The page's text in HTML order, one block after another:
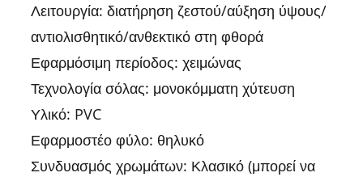
Λειτουργία: διατήρηση ζεστού/αύξηση ύψους/
αντιολισθητικό/ανθεκτικό στη φθορά
Εφαρμόσιμη περίοδος: χειμώνας
Τεχνολογία σόλας: μονοκόμματη χύτευση
Υλικό: PVC
Εφαρμοστέο φύλο: θηλυκό
Συνδυασμός χρωμάτων: Κλασικό (μπορεί να